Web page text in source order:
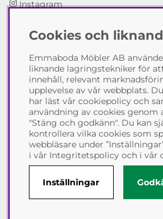
Instagram
Emmaboda Möbler AB
I fyra generationer har vi hjälpt
sina hem och uppfylla sina
möbeldesign av högsta kvalitet.
skapa ditt drömhem - kontakta
hur vi kan hjälpa dig.
Telefon:0471-13690
E-post:
Cookies och
Emmaboda Möbler AB
liknande lagringstekniker för
innehåll, relevant
upplevelse av vår webbplats.
har läst vår cookiepolicy och
användning av cookies genom
"Stäng och godkänn". Du kan
kontrollera vilka cookies som
webbläsare under
i vår Integritetspolicy och i vår
Inställningar